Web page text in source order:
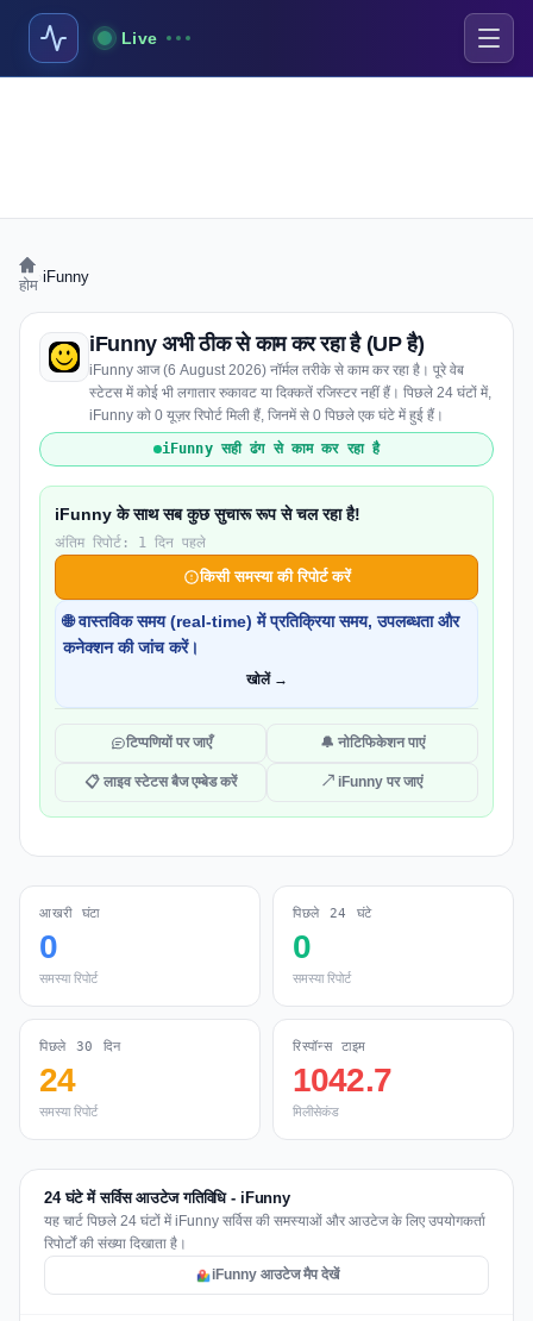
Live
होम iFunny
iFunny अभी ठीक से काम कर रहा है (UP है)
iFunny आज (6 August 2026) नॉर्मल तरीके से काम कर रहा है। पूरे वेब
स्टेटस में कोई भी लगातार रुकावट या दिक्कतें रजिस्टर नहीं हैं। पिछले 24 घंटों में,
iFunny को 0 यूज़र रिपोर्ट मिली हैं, जिनमें से 0 पिछले एक घंटे में हुई हैं।
iFunny सही ढंग से काम कर रहा है
iFunny के साथ सब कुछ सुचारू रूप से चल रहा है!
अंतिम रिपोर्ट: 1 दिन पहले
किसी समस्या की रिपोर्ट करें
🌐 वास्तविक समय (real-time) में प्रतिक्रिया समय, उपलब्धता और
कनेक्शन की जांच करें।
खोलें →
टिप्पणियों पर जाएँ 🔔 नोटिफिकेशन पाएं
📋 लाइव स्टेटस बैज एम्बेड करें ↗ iFunny पर जाएं
आखरी घंटा
0
समस्या रिपोर्ट
पिछले 24 घंटे
0
समस्या रिपोर्ट
पिछले 30 दिन
24
समस्या रिपोर्ट
रिस्पॉन्स टाइम
1042.7
मिलीसेकंड
24 घंटे में सर्विस आउटेज गतिविधि - iFunny
यह चार्ट पिछले 24 घंटों में iFunny सर्विस की समस्याओं और आउटेज के लिए उपयोगकर्ता
रिपोर्टों की संख्या दिखाता है।
iFunny आउटेज मैप देखें